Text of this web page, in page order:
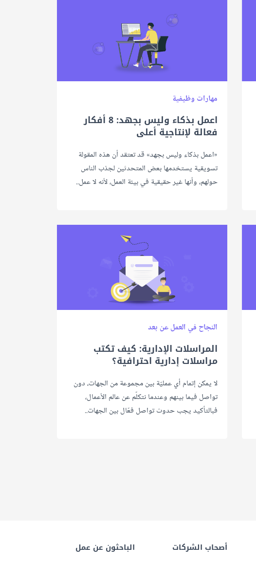
مهارات وظيفية
اعمل بذكاء وليس بجهد: 8 أفكار
فعالة لإنتاجية أعلى
«اعمل بذكاء وليس بجهد» قد تعتقد أن هذه المقولة
تسويقية يستخدمها بعض المتحدثين لجذب الناس
حولهم، وأنها غير حقيقية في بيئة العمل، لأنه لا عمل..
النجاح في العمل عن بعد
المراسلات الإدارية: كيف تكتب
مراسلات إدارية احترافية؟
لا يمكن إتمام أي عمليّة بين مجموعة من الجهات، دون
تواصل فيما بينهم وعندما نتكلّم عن عالم الأعمال،
فبالتأكيد يجب حدوث تواصل فعّال بين الجهات..
أصحاب الشركات الباحثون عن عمل